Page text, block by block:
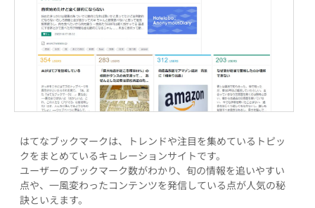
はてなブックマークは、トレンドや注目を集めているトピッ
クをまとめているキュレーションサイトです。
ユーザーのブックマーク数がわかり、旬の情報を追いやすい
点や、一風変わったコンテンツを発信している点が人気の秘
訣といえます。